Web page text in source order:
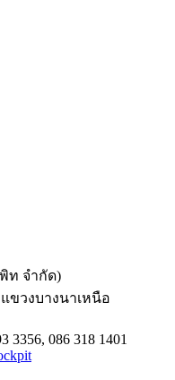
ท จำกัด)
ขวงบางนาเหนือ
3356, 086 318 1401